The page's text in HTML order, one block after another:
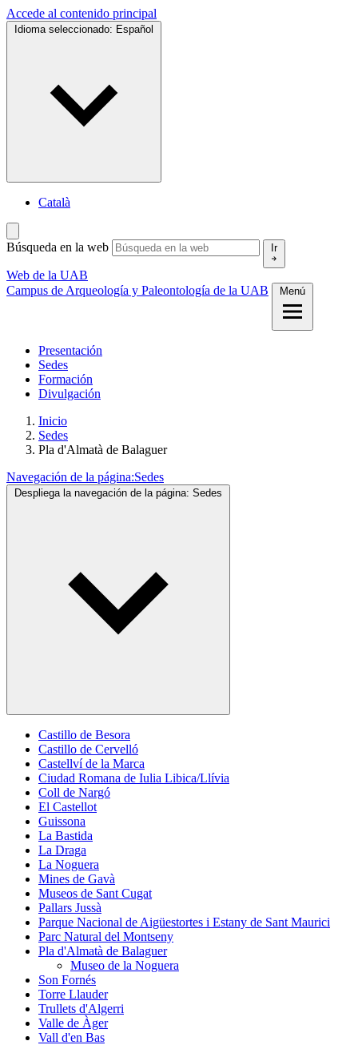
Accede al contenido principal
Idioma seleccionado: Español
Català
Búsqueda en la web Ir
Web de la UAB
Campus de Arqueología y Paleontología de la UAB
Menú
Presentación
Sedes
Formación
Divulgación
Inicio
Sedes
Pla d'Almatà de Balaguer
Navegación de la página:Sedes
Despliega la navegación de la página: Sedes
Castillo de Besora
Castillo de Cervelló
Castellví de la Marca
Ciudad Romana de Iulia Libica/Llívia
Coll de Nargó
El Castellot
Guissona
La Bastida
La Draga
La Noguera
Mines de Gavà
Museos de Sant Cugat
Pallars Jussà
Parque Nacional de Aigüestortes i Estany de Sant Maurici
Parc Natural del Montseny
Pla d'Almatà de Balaguer
Museo de la Noguera
Son Fornés
Torre Llauder
Trullets d'Algerri
Valle de Àger
Vall d'en Bas